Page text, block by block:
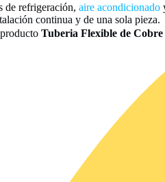
de refrigeración, aire acondicionado
continua y de una sola pieza.
Tuberia Flexible de Cobre